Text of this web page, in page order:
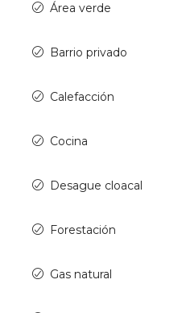
Área verde
Barrio privado
Calefacción
Cocina
Desague cloacal
Forestación
Gas natural